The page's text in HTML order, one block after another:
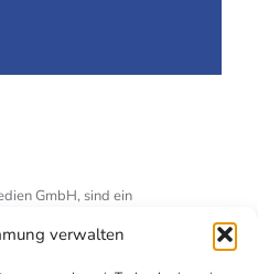
verwalten
GmbH, sind ein
führender